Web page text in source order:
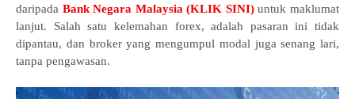
daripada Bank Negara Malaysia (KLIK SINI)untuk maklumat
lanjut. Salah satu kelemahan forex, adalah pasaran ini tidak
dipantau, dan broker yang mengumpul modal juga senang lari,
tanpa pengawasan.